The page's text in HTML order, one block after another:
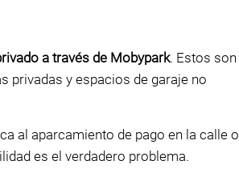
a través de Mobypark. Estos son
privadas y espacios de garaje no
al aparcamiento de pago en la calle o
es el verdadero problema.